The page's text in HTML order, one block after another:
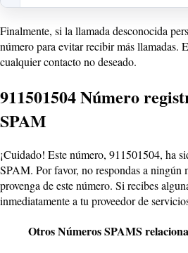
Finalmente, si la llamada desconocida
número para evitar recibir más llamadas.
cualquier contacto no deseado.
911501504 Número
SPAM
¡Cuidado! Este número, 911501504, ha
SPAM. Por favor, no respondas a ningún
provenga de este número. Si recibes
inmediatamente a tu proveedor de
Otros Números SPAMS